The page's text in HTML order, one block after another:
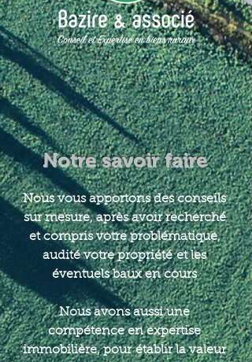
Notre savoir faire
Nous vous apportons des conseils
sur mesure, après avoir recherché
et compris votre problématique,
audité votre propriété et les
éventuels baux en cours
Nous avons aussi une
compétence en expertise
immobilière, pour établir la valeur